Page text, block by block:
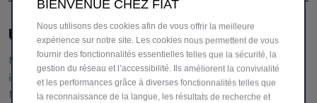
UNE ÉQUIPE DÉDIÉE POUR VOUS AIDER
Notre service clientèle vous fournira toutes les
informations et l'assistance dont vous avez besoin.
N'hésitez pas à demander des détails spécifiques sur nos
BIENVENUE CHEZ FIAT
Nous utilisons des cookies afin de vous offrir la meilleure
expérience sur notre site. Les cookies nous permettent de vous
fournir des fonctionnalités essentielles telles que la sécurité, la
gestion du réseau et l’accessibilité. Ils améliorent la convivialité
et les performances grâce à diverses fonctionnalités telles que
la reconnaissance de la langue, les résultats de recherche et